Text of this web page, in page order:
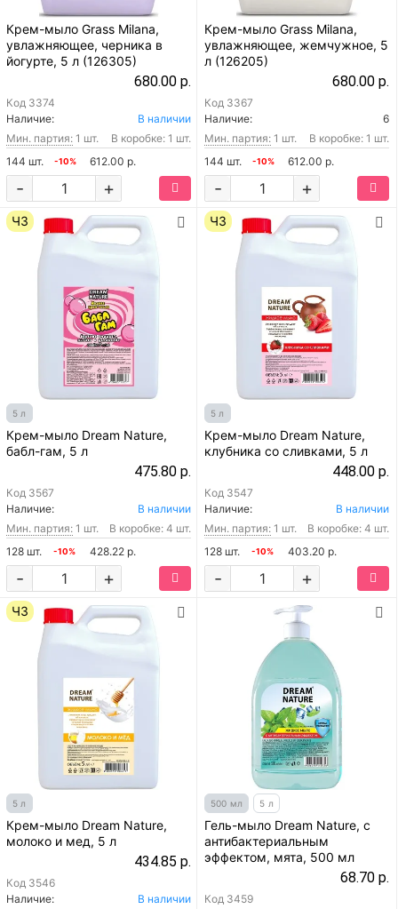
Крем-мыло Grass Milana,
увлажняющее, черника в
йогурте, 5 л (126305)
680.00 р.
Код 3374
Наличие:
В наличии
Мин. партия: 1 шт.
В коробке: 1 шт.
144 шт.
-10% 612.00 р.
+
-
Крем-мыло Grass Milana,
увлажняющее, жемчужное, 5
л (126205)
680.00 р.
Код 3367
Наличие:
6
Мин. партия: 1 шт.
В коробке: 1 шт.
144 шт.
-10% 612.00 р.
+
-
ЧЗ
5 л
Крем-мыло Dream Nature,
бабл-гам, 5 л
475.80 р.
Код 3567
Наличие:
В наличии
Мин. партия: 1 шт.
В коробке: 4 шт.
128 шт.
-10% 428.22 р.
+
-
ЧЗ
5 л
Крем-мыло Dream Nature,
клубника со сливками, 5 л
448.00 р.
Код 3547
Наличие:
В наличии
Мин. партия: 1 шт.
В коробке: 4 шт.
128 шт.
-10% 403.20 р.
+
-
ЧЗ
5 л
Крем-мыло Dream Nature,
молоко и мед, 5 л
434.85 р.
Код 3546
Наличие:
В наличии
500 мл 5 л
Гель-мыло Dream Nature, с
антибактериальным
эффектом, мята, 500 мл
68.70 р.
Код 3459